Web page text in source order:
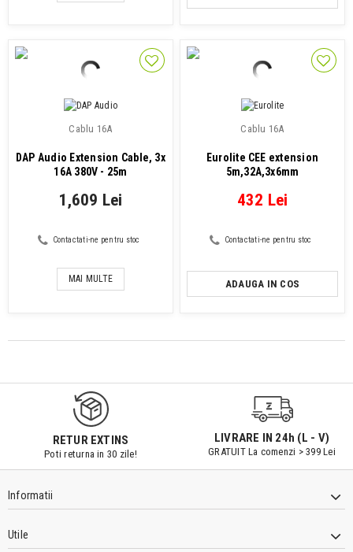
Cablu 16A
DAP Audio Extension Cable, 3x
16A 380V - 25m
1,609 Lei
Contactati-ne pentru stoc
MAI MULTE
Cablu 16A
Eurolite CEE extension
5m,32A,3x6mm
432 Lei
Contactati-ne pentru stoc
ADAUGA IN COS
RETUR EXTINS
Poti returna in 30 zile!
LIVRARE IN 24h (L - V)
GRATUIT La comenzi > 399 Lei
Informatii
Utile